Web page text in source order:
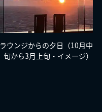
ラウンジからの夕日（10月中
旬から3月上旬・イメージ）